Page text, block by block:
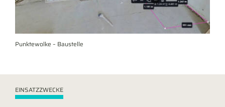
Punktewolke – Baustelle
EINSATZZWECKE